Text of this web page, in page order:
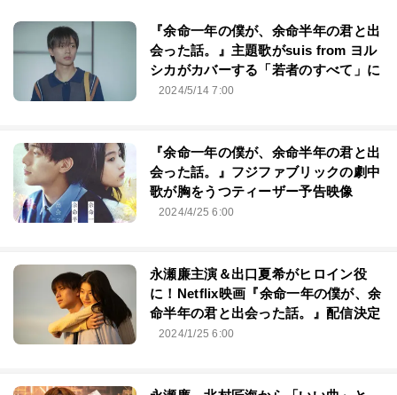
『余命一年の僕が、余命半年の君と出
会った話。』主題歌がsuis from ヨル
シカがカバーする「若者のすべて」に
2024/5/14 7:00
『余命一年の僕が、余命半年の君と出
会った話。』フジファブリックの劇中
歌が胸をうつティーザー予告映像
2024/4/25 6:00
永瀬廉主演＆出口夏希がヒロイン役
に！Netflix映画『余命一年の僕が、余
命半年の君と出会った話。』配信決定
2024/1/25 6:00